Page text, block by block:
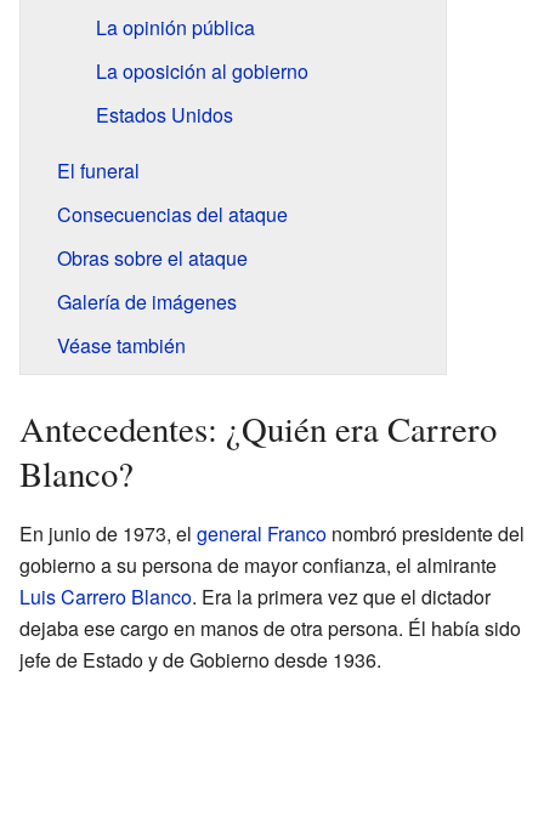
La opinión pública
La oposición al gobierno
Estados Unidos
El funeral
Consecuencias del ataque
Obras sobre el ataque
Galería de imágenes
Véase también
Antecedentes: ¿Quién era Carrero
Blanco?
En junio de 1973, el general Franco nombró presidente del
gobierno a su persona de mayor confianza, el almirante
Luis Carrero Blanco. Era la primera vez que el dictador
dejaba ese cargo en manos de otra persona. Él había sido
jefe de Estado y de Gobierno desde 1936.